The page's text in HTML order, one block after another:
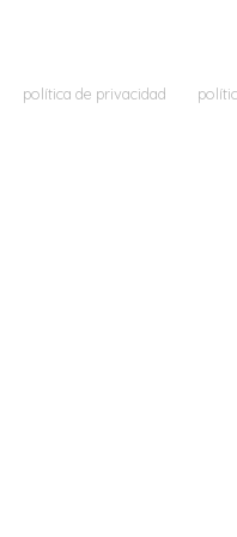
política de privacidad